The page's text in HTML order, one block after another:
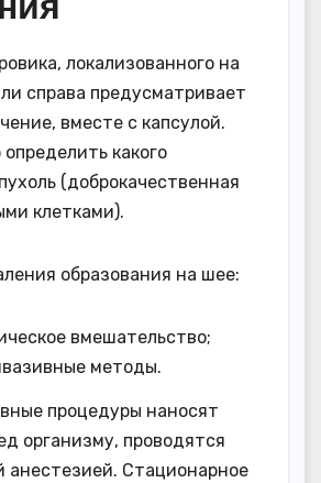
локализованного на
справа предусматривает
вместе с капсулой.
какого
(доброкачественная
клетками).
образования на шее:
вмешательство;
методы.
процедуры наносят
организму, проводятся
анестезией. Стационарное